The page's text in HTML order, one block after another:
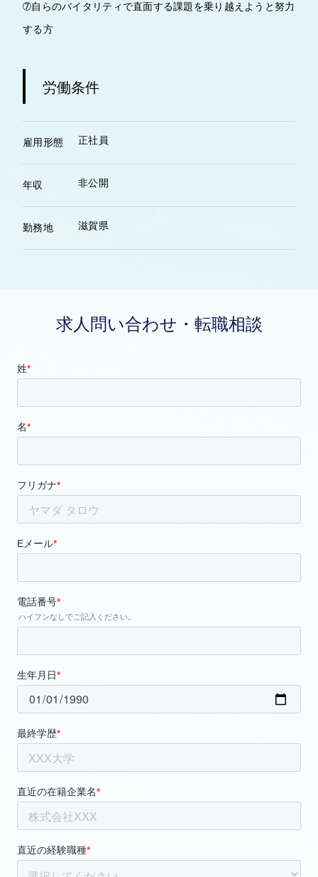
➆自らのバイタリティで直面する課題を乗り越えようと努力
する方
労働条件
雇用形態 正社員
年収 非公開
勤務地 滋賀県
求人問い合わせ・転職相談